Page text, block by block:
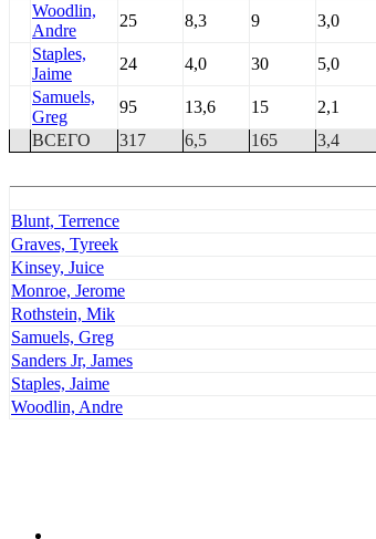
Woodlin,
Andre
25 8,3 9 3,0
Staples,
Jaime
24 4,0 30 5,0
Samuels,
Greg
95 13,6 15 2,1
ВСЕГО
317 6,5 165 3,4
Blunt, Terrence
Graves, Tyreek
Kinsey, Juice
Monroe, Jerome
Rothstein, Mik
Samuels, Greg
Sanders Jr, James
Staples, Jaime
Woodlin, Andre